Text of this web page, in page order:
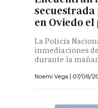
secuestrada
en Oviedo
La Policía
inmediaciones
durante la
Noemi Vega | 07/08/